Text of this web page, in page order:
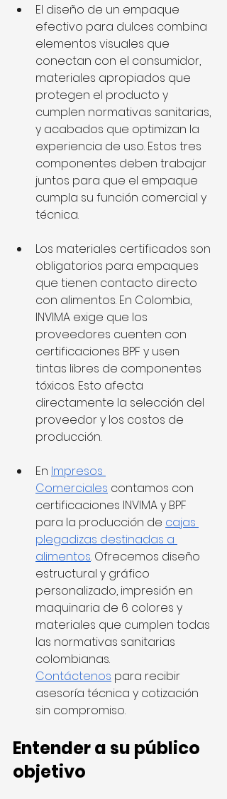
El diseño de un empaque
efectivo para dulces combina
elementos visuales que
conectan con el consumidor,
materiales apropiados que
protegen el producto y
cumplen normativas sanitarias,
y acabados que optimizan la
experiencia de uso. Estos tres
componentes deben trabajar
juntos para que el empaque
cumpla su función comercial y
técnica.
Los materiales certificados son
obligatorios para empaques
que tienen contacto directo
con alimentos. En Colombia,
INVIMA exige que los
proveedores cuenten con
certificaciones BPF y usen
tintas libres de componentes
tóxicos. Esto afecta
directamente la selección del
proveedor y los costos de
producción.
En Impresos
Comerciales contamos con
certificaciones INVIMA y BPF
para la producción de cajas
plegadizas destinadas a
alimentos. Ofrecemos diseño
estructural y gráfico
personalizado, impresión en
maquinaria de 6 colores y
materiales que cumplen todas
las normativas sanitarias
colombianas.
Contáctenos para recibir
asesoría técnica y cotización
sin compromiso.
Entender a su público
objetivo